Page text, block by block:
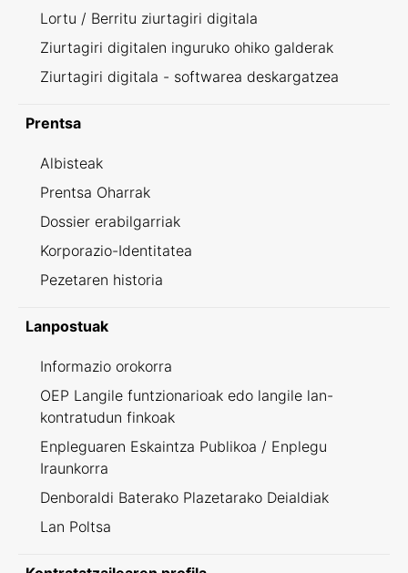
Lortu / Berritu ziurtagiri digitala
Ziurtagiri digitalen inguruko ohiko galderak
Ziurtagiri digitala - softwarea deskargatzea
Prentsa
Albisteak
Prentsa Oharrak
Dossier erabilgarriak
Korporazio-Identitatea
Pezetaren historia
Lanpostuak
Informazio orokorra
OEP Langile funtzionarioak edo langile lan-
kontratudun finkoak
Enpleguaren Eskaintza Publikoa / Enplegu
Iraunkorra
Denboraldi Baterako Plazetarako Deialdiak
Lan Poltsa